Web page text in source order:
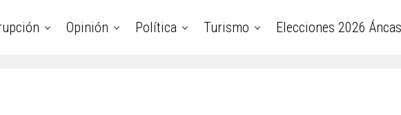
Opinión Política Turismo Elecciones 2026